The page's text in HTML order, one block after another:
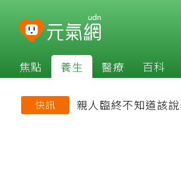
焦點 養生 醫療 百科
快訊 親人臨終不知道該